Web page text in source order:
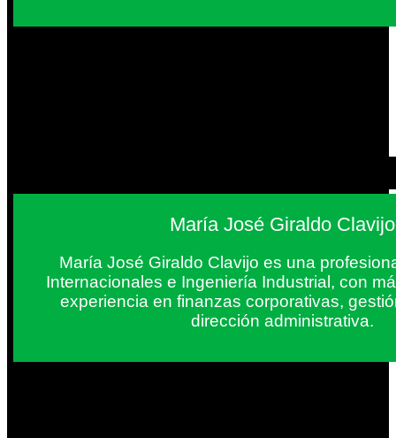
María José Giraldo Clavijo
María José Giraldo Clavijo es una
Internacionales e Ingeniería Industrial, con
experiencia en finanzas corporativas,
dirección administrativa.